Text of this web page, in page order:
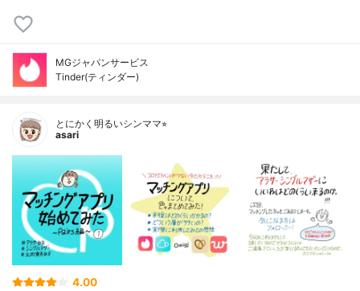
MGジャパンサービス
Tinder(ティンダー)
とにかく明るいシンママ⭐︎
asari
4.00